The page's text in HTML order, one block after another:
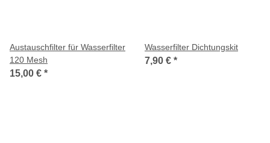
Austauschfilter für Wasserfilter
120 Mesh
15,00 € *
Wasserfilter Dichtungskit
7,90 € *